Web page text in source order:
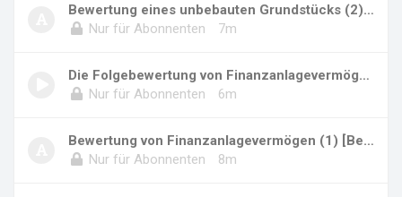
Bewertung eines unbebauten Grundstücks (2) [B...
Nur für Abonnenten
7m
Die Folgebewertung von Finanzanlagevermögen
Nur für Abonnenten
6m
Bewertung von Finanzanlagevermögen (1) [Beisp...
Nur für Abonnenten
8m